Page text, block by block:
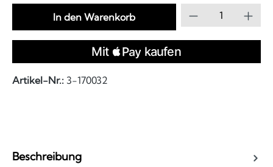
Produkt
In den Warenkorb
Artikel-Nr.: 3-170032
Beschreibung